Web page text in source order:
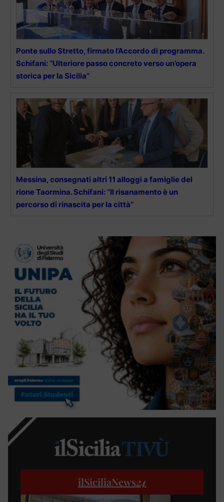
Ponte sullo Stretto, firmato l’Accordo di programma.
Schifani: “Ulteriore passo concreto verso un’opera
storica per la Sicilia”
Messina, consegnati altri 11 alloggi a famiglie del
rione Taormina. Schifani: “Il risanamento è un
percorso di rinascita per la città”
ilSiciliaNews24